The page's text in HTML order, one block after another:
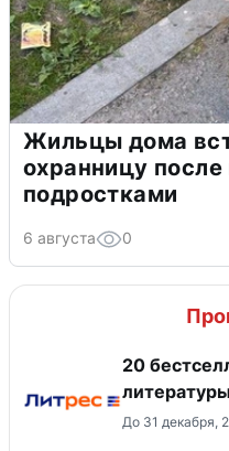
Жильцы дома
охранницу
подростками
6 августа 0
20
До 31 декабря,